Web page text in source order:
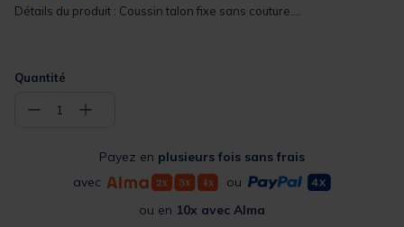
Détails du produit : Coussin talon fixe sans couture....
Quantité
− 1 +
Payez en plusieurs fois sans frais
avec
ou
ou en 10x avec Alma